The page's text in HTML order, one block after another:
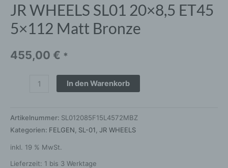
JR WHEELS SL01 20×8,5 ET45
5×112 Matt Bronze
455,00 € *
In den Warenkorb
Artikelnummer: SL012085F15L4572MBZ
Kategorien: FELGEN SL-01 JR WHEELS
inkl. 19 % MwSt.
Lieferzeit: 1 bis 3 Werktage